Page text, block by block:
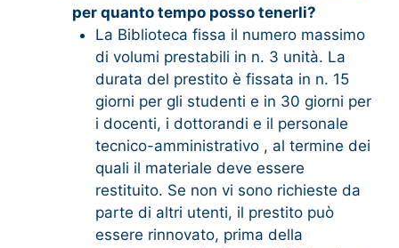
per quanto tempo posso tenerli?
La Biblioteca fissa il numero massimo
di volumi prestabili in n. 3 unità. La
durata del prestito è fissata in n. 15
giorni per gli studenti e in 30 giorni per
i docenti, i dottorandi e il personale
tecnico-amministrativo , al termine dei
quali il materiale deve essere
restituito. Se non vi sono richieste da
parte di altri utenti, il prestito può
essere rinnovato, prima della